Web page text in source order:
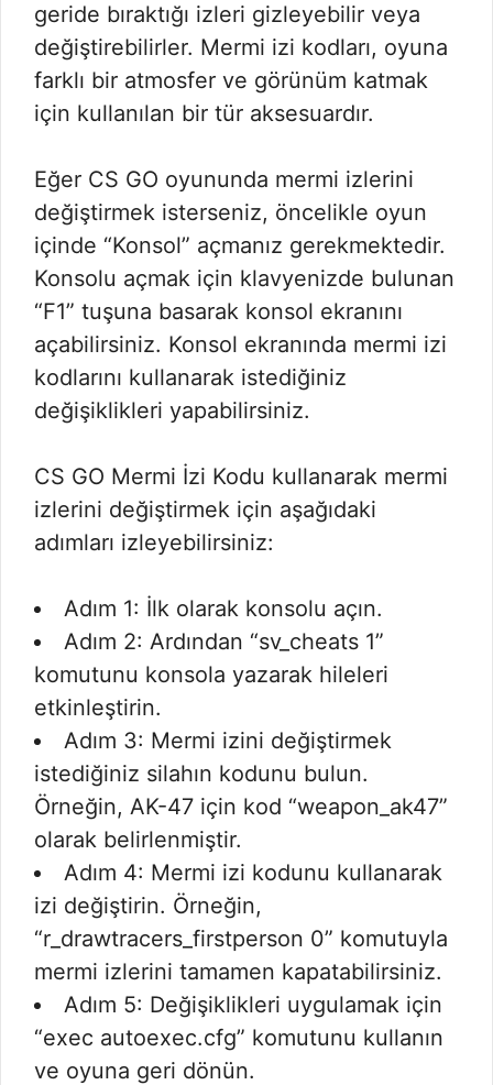
geride bıraktığı izleri gizleyebilir veya
değiştirebilirler. Mermi izi kodları, oyuna
farklı bir atmosfer ve görünüm katmak
için kullanılan bir tür aksesuardır.
Eğer CS GO oyununda mermi izlerini
değiştirmek isterseniz, öncelikle oyun
içinde “Konsol” açmanız gerekmektedir.
Konsolu açmak için klavyenizde bulunan
“F1” tuşuna basarak konsol ekranını
açabilirsiniz. Konsol ekranında mermi izi
kodlarını kullanarak istediğiniz
değişiklikleri yapabilirsiniz.
CS GO Mermi İzi Kodu kullanarak mermi
izlerini değiştirmek için aşağıdaki
adımları izleyebilirsiniz:
Adım 1: İlk olarak konsolu açın.
Adım 2: Ardından “sv_cheats 1”
komutunu konsola yazarak hileleri
etkinleştirin.
Adım 3: Mermi izini değiştirmek
istediğiniz silahın kodunu bulun.
Örneğin, AK-47 için kod “weapon_ak47”
olarak belirlenmiştir.
Adım 4: Mermi izi kodunu kullanarak
izi değiştirin. Örneğin,
“r_drawtracers_firstperson 0” komutuyla
mermi izlerini tamamen kapatabilirsiniz.
Adım 5: Değişiklikleri uygulamak için
“exec autoexec.cfg” komutunu kullanın
ve oyuna geri dönün.